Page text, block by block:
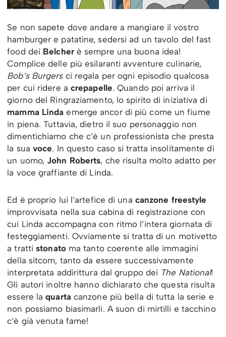
Se non sapete dove andare a mangiare il vostro
hamburger e patatine, sedersi ad un tavolo del fast
food dei Belcherè sempre una buona idea!
Complice delle più esilaranti avventure culinarie,
Bob’s Burgersci regala per ogni episodio qualcosa
per cui ridere a crepapelle. Quando poi arriva il
giorno del Ringraziamento, lo spirito di iniziativa di
mamma Linda emerge ancor di più come un fiume
in piena. Tuttavia, dietro il suo personaggio non
dimentichiamo che c’è un professionista che presta
la sua voce. In questo caso si tratta insolitamente di
un uomo, John Roberts, che risulta molto adatto per
la voce graffiante di Linda.
Ed è proprio lui l’artefice di una canzone freestyle
improvvisata nella sua cabina di registrazione con
cui Linda accompagna con ritmo l’intera giornata di
festeggiamenti. Ovviamente si tratta di un motivetto
a trattistonato ma tanto coerente alle immagini
della sitcom, tanto da essere successivamente
interpretata addirittura dal gruppo dei The National!
Gli autori inoltre hanno dichiarato che questa risulta
essere laquarta canzone più bella di tutta la serie e
non possiamo biasimarli. A suon di mirtilli e tacchino
c’è già venuta fame!